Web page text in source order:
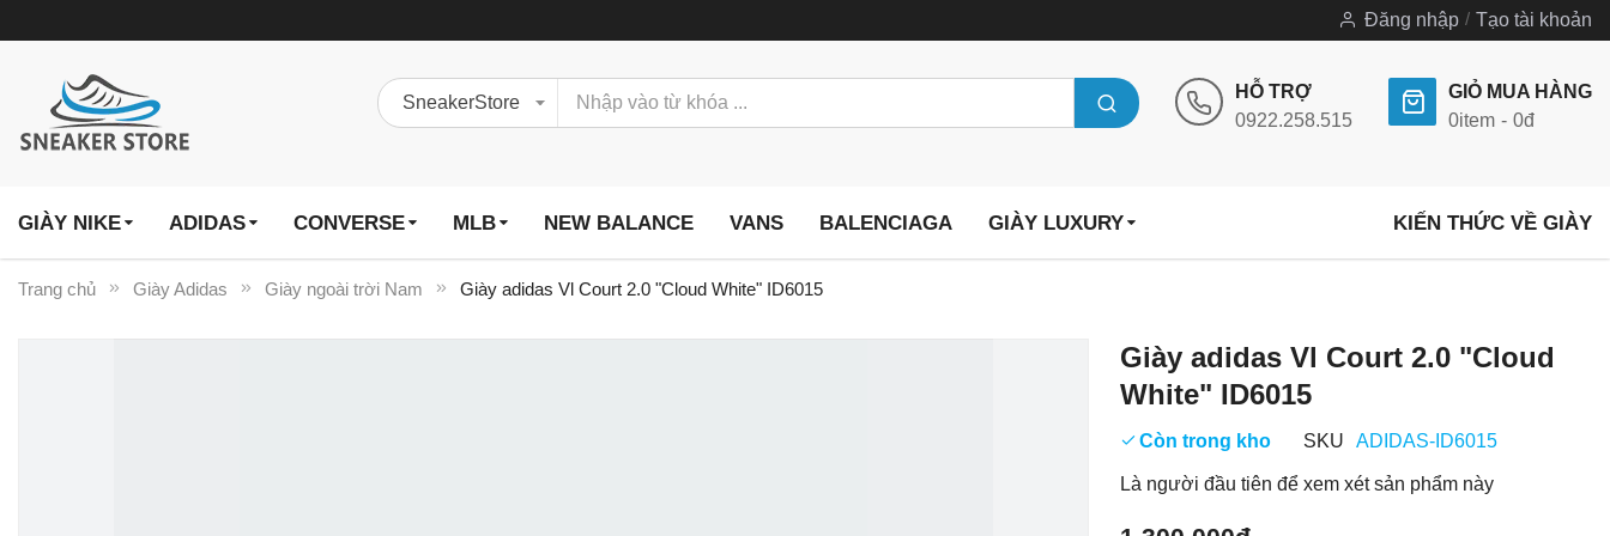
Đăng nhập Tạo tài khoản
HỖ TRỢ
0922.258.515
GIỎ MUA HÀNG
0item 0đ
GIÀY NIKE ADIDAS CONVERSE MLB NEW BALANCE VANS BALENCIAGA GIÀY LUXURY KIẾN THỨC VỀ GIÀY
Trang chủ Giày Adidas Giày ngoài trời Nam Giày adidas Vl Court 2.0 "Cloud White" ID6015
Giày adidas Vl Court 2.0 "Cloud
White" ID6015
Còn trong kho SKU ADIDAS-ID6015
Là người đầu tiên để xem xét sản phẩm này
Chuyển
phần